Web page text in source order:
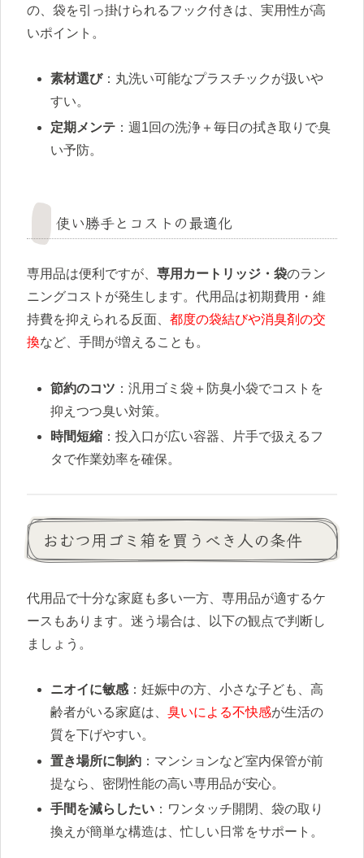
の、袋を引っ掛けられるフック付きは、実用性が高
いポイント。
素材選び：丸洗い可能なプラスチックが扱いや
すい。
定期メンテ ：週1回の洗浄＋毎日の拭き取りで臭
い予防。
使い勝手とコストの最適化
専用品は便利ですが、 専用カートリッジ・袋のラン
ニングコストが発生します。代用品は初期費用・維
持費を抑えられる反面、 都度の袋結びや消臭剤の交
換など、手間が増えることも。
節約のコツ ：汎用ゴミ袋＋防臭小袋でコストを
抑えつつ臭い対策。
時間短縮 ：投入口が広い容器、片手で扱えるフ
タで作業効率を確保。
おむつ用ゴミ箱を買うべき人の条件
代用品で十分な家庭も多い一方、専用品が適するケ
ースもあります。迷う場合は、以下の観点で判断し
ましょう。
ニオイに敏感：妊娠中の方、小さな子ども、高
齢者がいる家庭は、臭いによる不快感が生活の
質を下げやすい。
置き場所に制約 ：マンションなど室内保管が前
提なら、密閉性能の高い専用品が安心。
手間を減らしたい ：ワンタッチ開閉、袋の取り
換えが簡単な構造は、忙しい日常をサポート。